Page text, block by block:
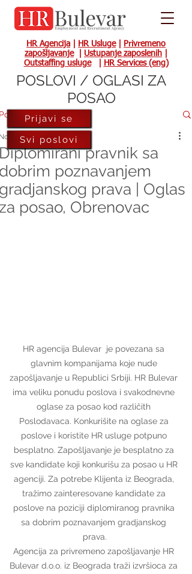
HR Agencija HR Usluge|
Privremeno
zapošljavanje| Ustupanje zaposlenih
Outstaffing usluge| HR Services (eng)
pravnik sa
poznavanjem
prava | Oglas
posao, Obrenovac
14, 2023
HR agencija Bulevar  je povezana sa
glavnim kompanijama koje nude
zapošljavanje u Republici Srbiji. HR Bulevar
ima veliku ponudu poslova i svakodnevne
oglase za posao kod različith
Poslodavaca. Konkurišite na oglase za
poslove i koristite HR usluge potpuno
besplatno. Zapošljavanje je besplatno za
sve kandidate koji konkurišu za posao u HR
agenciji. Za potrebe Klijenta iz Beograda,
tražimo zainteresovane kandidate za
poslove na poziciji diplomiranog pravnika
sa dobrim poznavanjem gradjanskog
prava.
Agencija za privremeno zapošljavanje HR
Bulevar d.o.o. iz Beograda traži izvršioca za
Prijavi se
Svi poslovi
POSLOVI / OGLASI ZA
POSAO